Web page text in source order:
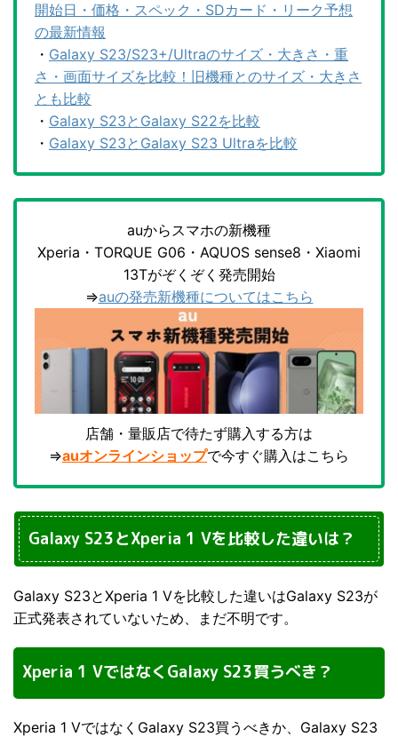
開始日・価格・スペック・SDカード・リーク予想
の最新情報
・ Galaxy S23/S23+/Ultraのサイズ・大きさ・重
さ・画面サイズを比較！旧機種とのサイズ・大きさ
とも比較
・ Galaxy S23とGalaxy S22を比較
・ Galaxy S23とGalaxy S23 Ultraを比較
auからスマホの新機種
Xperia・TORQUE G06・AQUOS sense8・Xiaomi
13Tがぞくぞく発売開始
⇒auの発売新機種についてはこちら
店舗・量販店で待たず購入する方は
⇒auオンラインショップで今すぐ購入はこちら
Galaxy S23とXperia 1 Vを比較した違いは？
Galaxy S23とXperia 1 Vを比較した違いはGalaxy S23が
正式発表されていないため、まだ不明です。
Xperia 1 VではなくGalaxy S23買うべき？
Xperia 1 VではなくGalaxy S23買うべきか、Galaxy S23